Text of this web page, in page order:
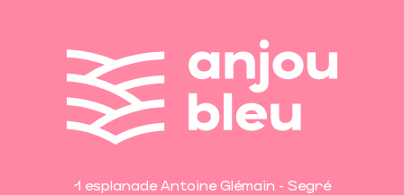
1 esplanade Antoine Glémain - Segré